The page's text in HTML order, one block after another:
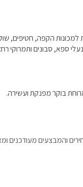
ספא, סבונים ותמרוקי
בוקר מפנקת ועשירה.
והמבצעים מעודכנים